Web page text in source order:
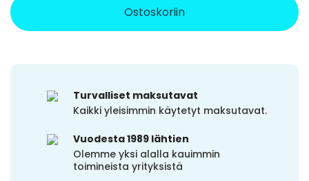
Ostoskoriin
Turvalliset maksutavat
Kaikki yleisimmin käytetyt maksutavat.
Vuodesta 1989 lähtien
Olemme yksi alalla kauimmin
toimineista yrityksistä